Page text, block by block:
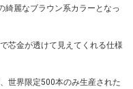
綺麗なブラウン系カラーとなっ
芯金が透けて見えてくれる仕様
世界限定500本のみ生産された